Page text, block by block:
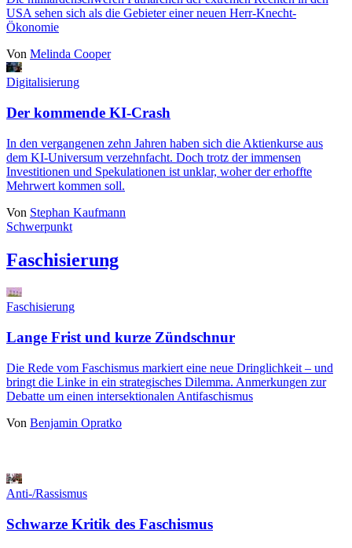
USA sehen sich als die Gebieter einer neuen Herr-Knecht-
Ökonomie
Von Melinda Cooper
Digitalisierung
Der kommende KI-Crash
In den vergangenen zehn Jahren haben sich die Aktienkurse aus
dem KI-Universum verzehnfacht. Doch trotz der immensen
Investitionen und Spekulationen ist unklar, woher der erhoffte
Mehrwert kommen soll.
Von Stephan Kaufmann
Schwerpunkt
Faschisierung
Faschisierung
Lange Frist und kurze Zündschnur
Die Rede vom Faschismus markiert eine neue Dringlichkeit – und
bringt die Linke in ein strategisches Dilemma. Anmerkungen zur
Debatte um einen intersektionalen Antifaschismus
Von Benjamin Opratko
Anti-/Rassismus
Schwarze Kritik des Faschismus